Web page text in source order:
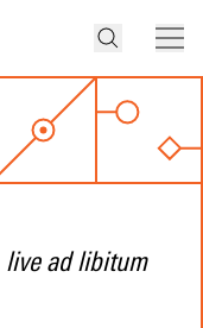
live ad libitum